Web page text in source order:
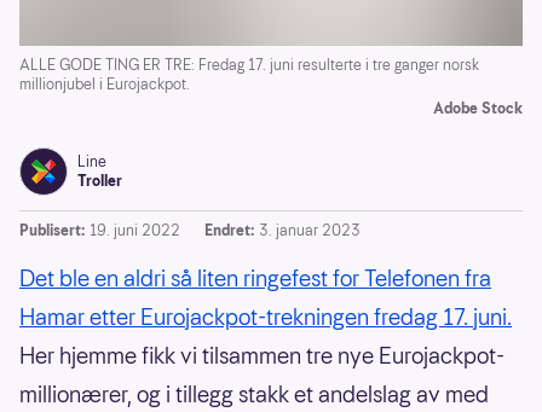
ALLE GODE TING ER TRE: Fredag 17. juni resulterte i tre ganger norsk
millionjubel i Eurojackpot.
Adobe Stock
Line
Troller
Publisert: 19. juni 2022 Endret: 3. januar 2023
Det ble en aldri så liten ringefest for Telefonen fra
Hamar etter Eurojackpot-trekningen fredag 17. juni.
Her hjemme fikk vi tilsammen tre nye Eurojackpot-
millionærer, og i tillegg stakk et andelslag av med